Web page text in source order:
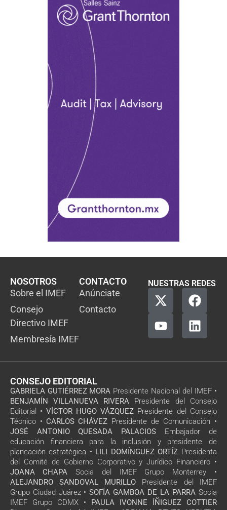
NOSOTROS
Sobre el IMEF
Consejo
Directivo IMEF
Membresía IMEF
CONTACTO
Anúnciate
Contacto
NUESTRAS REDES
CONSEJO EDITORIAL
GABRIELA GUTIÉRREZ MORA Presidente Nacional del IMEF •
BENJAMÍN VILLANUEVA RIVERA Presidente del Consejo
Editorial • VÍCTOR HUGO VÁZQUEZ Presidente del Consejo
Técnico • CARLOS CHÁVEZ Presidente de Comunicación •
JOSÉ ANTONIO QUESADA PALACIOS Embajador de
educación financiera para la inclusión y presidente de
planeación estratégica • LILI DOMÍNGUEZ ORTÍZ Presidenta
del Comité de Gobierno Corporativo y Jurídico Financiero •
JOANA CHAPA Socia del IMEF Grupo Monterrey •
ALEJANDRO SANDOVAL MURILLO Presidente del IMEF
Grupo Ciudad Juárez • SOFÍA GAMBOA DE LA PARRA Socia
IMEF Grupo CDMX • PAULA IVONNE ÍÑIGUEZ COTTIER